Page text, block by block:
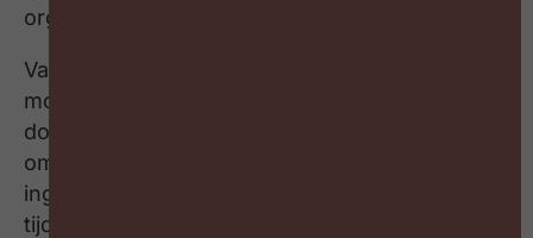
organisatie.
Vanuit organisatieperspectief gaat interne
mobiliteit over het strategisch laten
doorstromen van talent binnen de organisatie
om vacatures intern efficiënter en effectiever
ingevuld te krijgen. En toch krijgt – zelfs in een
tijdperk van structurele krapte – de interne